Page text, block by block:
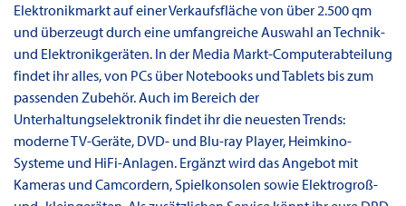
Elektronikmarkt auf einer Verkaufsfläche von über 2.500 qm
und überzeugt durch eine umfangreiche Auswahl an Technik-
und Elektronikgeräten. In der Media Markt-Computerabteilung
findet ihr alles, von PCs über Notebooks und Tablets bis zum
passenden Zubehör. Auch im Bereich der
Unterhaltungselektronik findet ihr die neuesten Trends:
moderne TV-Geräte, DVD- und Blu-ray Player, Heimkino-
Systeme und HiFi-Anlagen. Ergänzt wird das Angebot mit
Kameras und Camcordern, Spielkonsolen sowie Elektrogroß-